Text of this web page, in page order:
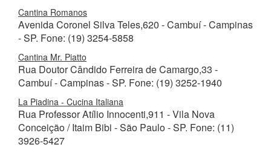
Cantina Romanos
Avenida Coronel Silva Teles,620 - Cambuí - Campinas
- SP. Fone: (19) 3254-5858
Cantina Mr. Piatto
Rua Doutor Cândido Ferreira de Camargo,33 -
Cambuí - Campinas - SP. Fone: (19) 3252-1940
La Piadina - Cucina Italiana
Rua Professor Atílio Innocenti,911 - Vila Nova
Conceição / Itaim Bibi - São Paulo - SP. Fone: (11)
3926-5427